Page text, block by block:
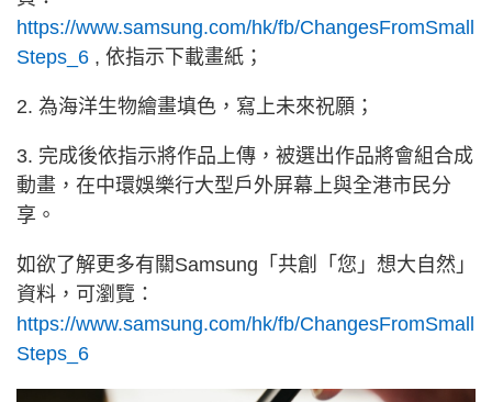
https://www.samsung.com/hk/fb/ChangesFromSmall
Steps_6 , 依指示下載畫紙；
2. 為海洋生物繪畫填色，寫上未來祝願；
3. 完成後依指示將作品上傳，被選出作品將會組合成
動畫，在中環娛樂行大型戶外屏幕上與全港市民分
享。
如欲了解更多有關Samsung「共創「您」想大自然」
資料，可瀏覽：
https://www.samsung.com/hk/fb/ChangesFromSmall
Steps_6